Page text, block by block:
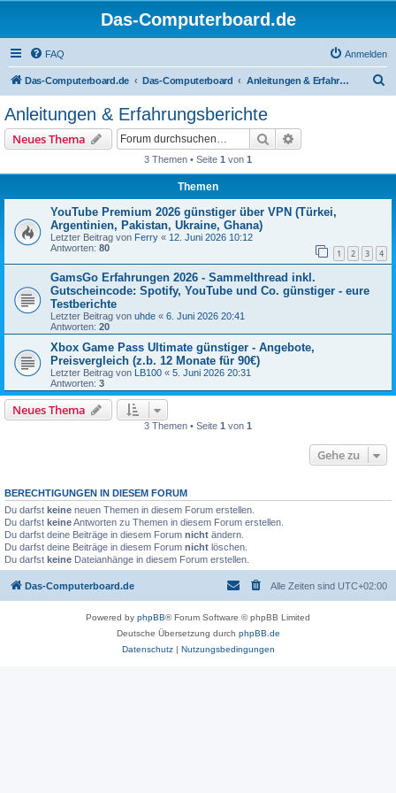
Das-Computerboard.de
FAQ Anmelden
Das-Computerboard.de Das-Computerboard Anleitungen & Erfahrungsberichte
Anleitungen & Erfahrungsberichte
Neues Thema Suche
3 Themen • Seite 1 von 1
Themen
YouTube Premium 2026 günstiger über VPN (Türkei,
Argentinien, Pakistan, Ukraine, Ghana)
Letzter Beitrag von Ferry « 12. Juni 2026 10:12
Antworten: 80 1 2 3 4
GamsGo Erfahrungen 2026 - Sammelthread inkl.
Gutscheincode: Spotify, YouTube und Co. günstiger - eure
Testberichte
Letzter Beitrag von uhde « 6. Juni 2026 20:41
Antworten: 20
Xbox Game Pass Ultimate günstiger - Angebote,
Preisvergleich (z.b. 12 Monate für 90€)
Letzter Beitrag von LB100 « 5. Juni 2026 20:31
Antworten: 3
Neues Thema
3 Themen • Seite 1 von 1
Gehe zu
BERECHTIGUNGEN IN DIESEM FORUM
Du darfst keine neuen Themen in diesem Forum erstellen.
Du darfst keineAntworten zu Themen in diesem Forum erstellen.
Du darfst deine Beiträge in diesem Forum nicht ändern.
Du darfst deine Beiträge in diesem Forum nicht löschen.
Du darfst keine Dateianhänge in diesem Forum erstellen.
Das-Computerboard.de Alle Zeiten sind UTC+02:00
Powered by phpBB® Forum Software © phpBB Limited
Deutsche Übersetzung durch phpBB.de
Datenschutz| Nutzungsbedingungen